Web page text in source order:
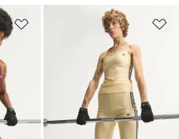
Ajouter à la Liste de produits